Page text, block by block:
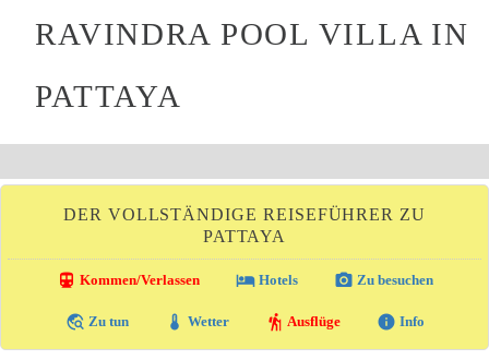
RAVINDRA POOL VILLA IN
PATTAYA
DER VOLLSTÄNDIGE REISEFÜHRER ZU
PATTAYA
directions_transit Kommen/Verlassen local_hotelHotels photo_camera Zu besuchen
travel_explore Zu tun thermostat Wetter hiking Ausflüge info Info